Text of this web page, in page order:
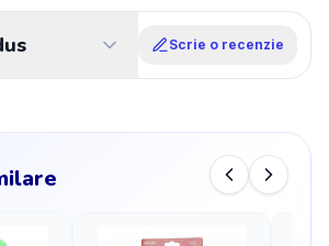
Scrie o recenzie